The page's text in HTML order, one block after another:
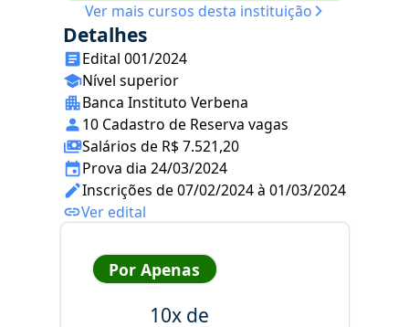
Ver mais cursos desta instituição
Detalhes
Edital 001/2024
Nível superior
Banca Instituto Verbena
10 Cadastro de Reserva vagas
Salários de R$ 7.521,20
Prova dia 24/03/2024
Inscrições de 07/02/2024 à 01/03/2024
Ver edital
Por Apenas
10x de